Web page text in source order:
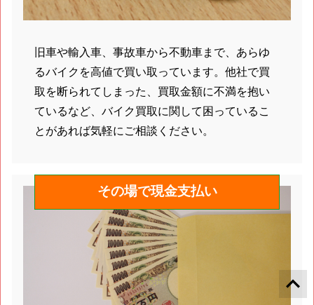
旧車や輸入車、事故車から不動車まで、あらゆ
るバイクを高値で買い取っています。他社で買
取を断られてしまった、買取金額に不満を抱い
ているなど、バイク買取に関して困っているこ
とがあれば気軽にご相談ください。
その場で現金支払い
keyboard_arrow_up